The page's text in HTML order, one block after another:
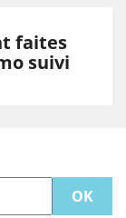
faites
suivi